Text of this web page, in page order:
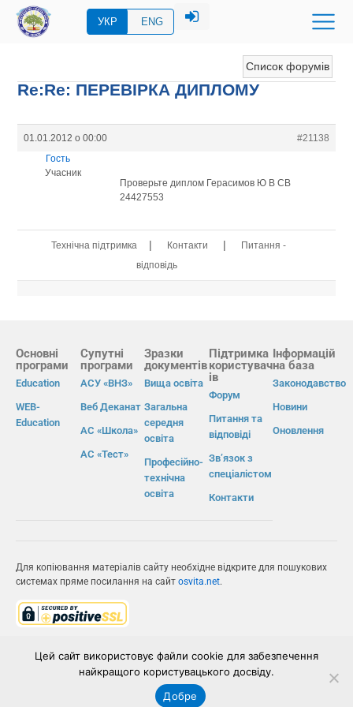
УКР ENG
Список форумів
Re:Re: ПЕРЕВIРКА ДИПЛОМУ
01.01.2012 о 00:00
#21138
Гость
Учасник
Проверьте диплом Герасимов Ю В СВ
24427553
Технічна підтримка | Контакти |
Питання -
відповідь
Основні
програми
Education
WEB-
Education
Супутні
програми
АСУ «ВНЗ»
Веб Деканат
АС «Школа»
АС «Тест»
Зразки
документів
Вища освіта
Загальна
середня
освіта
Професійно-
технічна
освіта
Підтримка
користувач
ів
Форум
Питання та
відповіді
Зв’язок з
спеціалістом
Контакти
Інформацій
на база
Законодавство
Новини
Оновлення
Для копіювання матеріалів сайту необхідне відкрите для пошукових
системах пряме посилання на сайт osvita.net.
ІВС «ОСВІТА»
Цей сайт використовує файли cookie для забезпечення
найкращого користувацького досвіду.
Добре